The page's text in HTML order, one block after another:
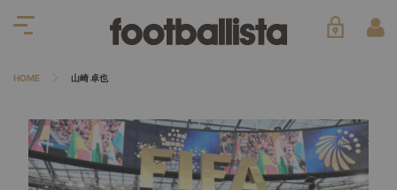
HOME 山崎 卓也